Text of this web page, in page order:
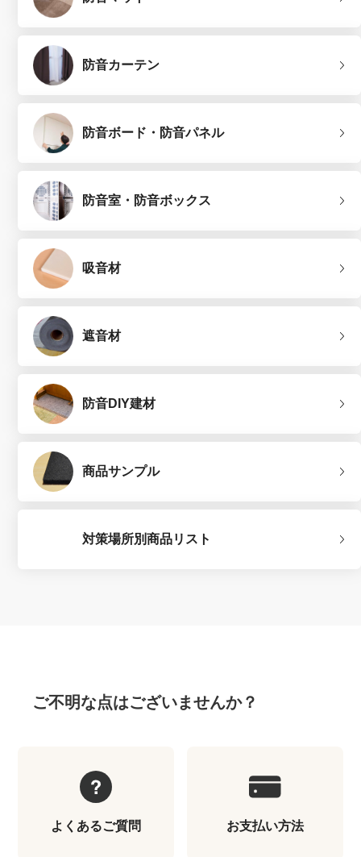
防音カーテン
防音ボード・防音パネル
防音室・防音ボックス
吸音材
遮音材
防音DIY建材
商品サンプル
対策場所別商品リスト
ご不明な点はございませんか？
よくあるご質問 お支払い方法